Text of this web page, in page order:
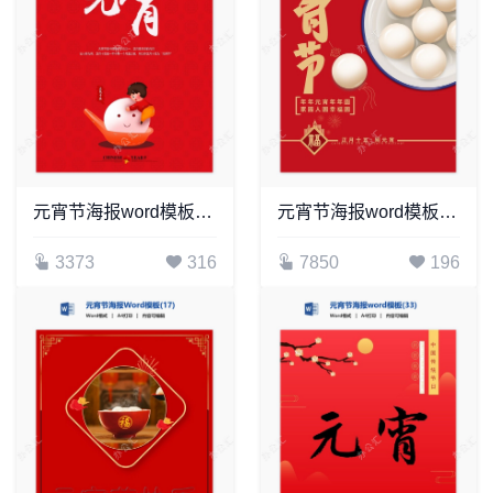
元宵节海报word模板(18)
3373 316
元宵节海报word模板(51)
7850 196